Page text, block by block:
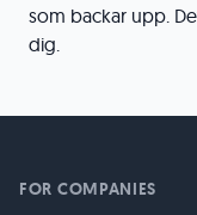
som backar upp.
dig.
FOR COMPANIES